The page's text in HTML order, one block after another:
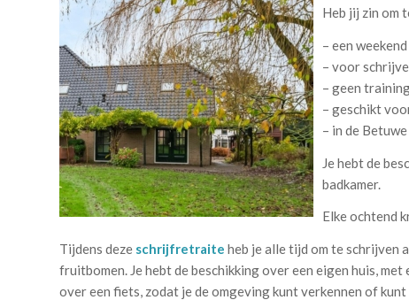
Heb jij zin om
– een
– voor
– geen
– geschikt
– in de Betuwe
Je hebt de
badkamer.
Elke ochtend
Tijdens deze schrijfretraite heb je alle tijd om te schrijven
fruitbomen. Je hebt de beschikking over een eigen huis,
over een fiets, zodat je de omgeving kunt verkennen of